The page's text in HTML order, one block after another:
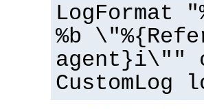
LogFormat
%b
agent}i\""
CustomLog